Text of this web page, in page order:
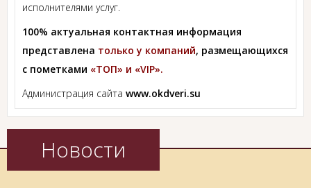
исполнителями услуг.
100% актуальная контактная информация
представлена только у компаний, размещающихся
с пометками «ТОП» и «VIP».
Администрация сайта www.okdveri.su
Новости